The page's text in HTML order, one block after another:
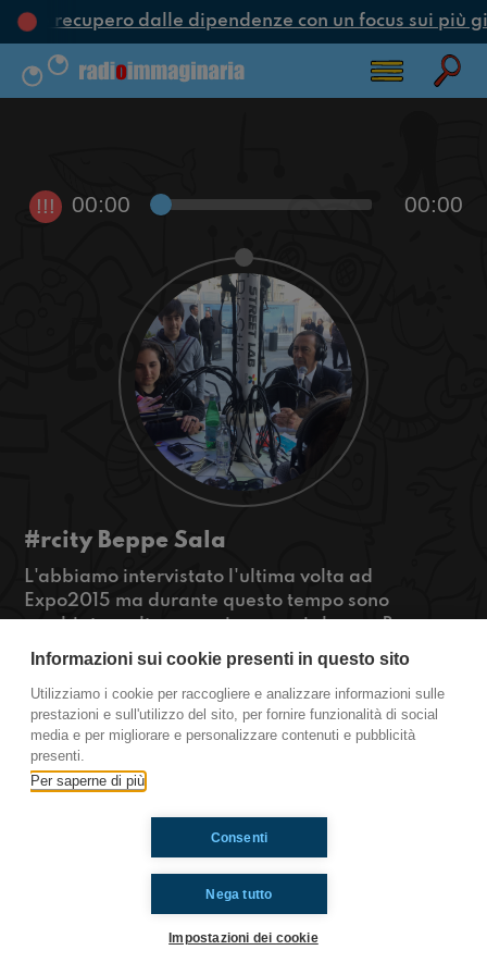
e recupero dalle dipendenze con un focus sui più
!!! 00:00 00:00
#rcity Beppe Sala
L'abbiamo intervistato l'ultima volta ad
Expo2015 ma durante questo tempo sono
cambiate molte cose, sia per noi che per Beppe
Sala, che ora è sindaco di Milano. Quale sarà il
#OkkinSu www.radioimmaginaria.it
Milano
Ti è piaciuto? Condividilo!
Informazioni sui cookie presenti in questo sito
Utilizziamo i cookie per raccogliere e analizzare informazioni sulle
prestazioni e sull'utilizzo del sito, per fornire funzionalità di social
media e per migliorare e personalizzare contenuti e pubblicità
presenti.
Per saperne di più
Nega tutto
Consenti
Impostazioni dei cookie